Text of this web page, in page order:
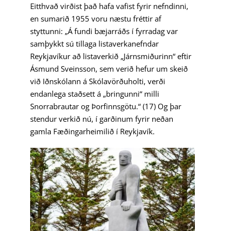
Eitthvað virðist það hafa vafist fyrir nefndinni,
en sumarið 1955 voru næstu fréttir af
styttunni: „Á fundi bæjarráðs í fyrradag var
samþykkt sú tillaga listaverkanefndar
Reykjavíkur að listaverkið „Járnsmiðurinn“ eftir
Ásmund Sveinsson, sem verið hefur um skeið
við Iðnskólann á Skólavörðuholti, verði
endanlega staðsett á „bringunni“ milli
Snorrabrautar og Þorfinnsgötu.“ (17) Og þar
stendur verkið nú, í garðinum fyrir neðan
gamla Fæðingarheimilið í Reykjavík.